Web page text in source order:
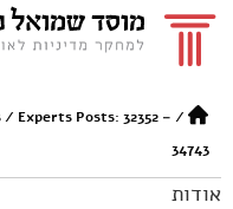
/
/ Experts Posts: 32352 –
34743
אודות